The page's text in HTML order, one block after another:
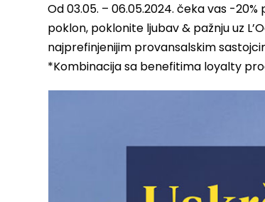
Od 03.05. – 06.05.2024. čeka vas -
poklon, poklonite ljubav & pažnju uz
najprefinjenijim provansalskim
*Kombinacija sa benefitima loyalty